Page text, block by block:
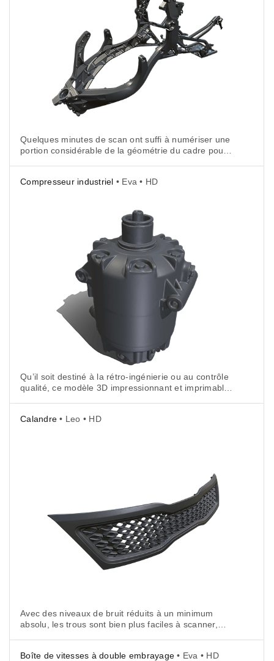
Quelques minutes de scan ont suffi à numériser une
portion considérable de la géométrie du cadre pour
Compresseur industriel • Eva • HD
Qu’il soit destiné à la rétro-ingénierie ou au contrôle
qualité, ce modèle 3D impressionnant et imprimable
Calandre • Leo • HD
Avec des niveaux de bruit réduits à un minimum
absolu, les trous sont bien plus faciles à scanner,
Boîte de vitesses à double embrayage • Eva • HD